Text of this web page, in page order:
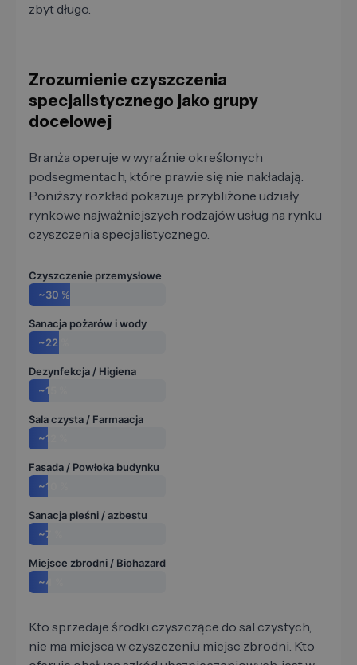
zbyt długo.
Zrozumienie czyszczenia
specjalistycznego jako grupy
docelowej
Branża operuje w wyraźnie określonych
podsegmentach, które prawie się nie nakładają.
Poniższy rozkład pokazuje przybliżone udziały
rynkowe najważniejszych rodzajów usług na rynku
czyszczenia specjalistycznego.
Czyszczenie przemysłowe
~30 %
Sanacja pożarów i wody
~22 %
Dezynfekcja / Higiena
~15 %
Sala czysta / Farmaacja
~12 %
Fasada / Powłoka budynku
~10 %
Sanacja pleśni / azbestu
~7 %
Miejsce zbrodni / Biohazard
~4 %
Kto sprzedaje środki czyszczące do sal czystych,
nie ma miejsca w czyszczeniu miejsc zbrodni. Kto